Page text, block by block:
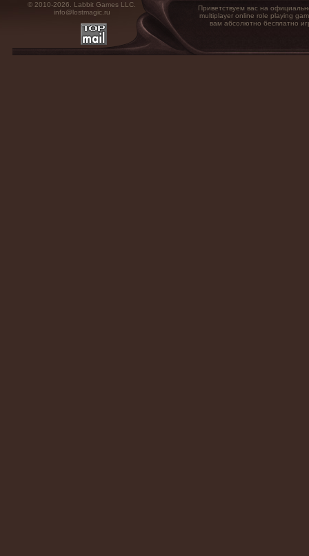
© 2010-2026. Labbit Games LLC.
info@lostmagic.ru
Приветствуем вас на
multiplayer online role playing
вам абсолютно бесплатно